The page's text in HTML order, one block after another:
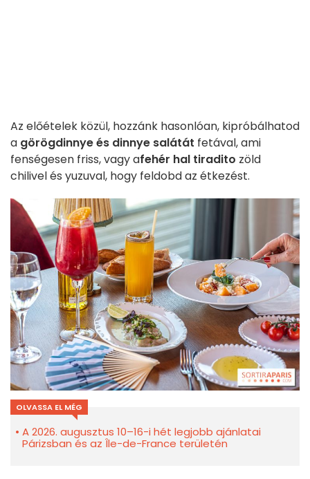
Az előételek közül, hozzánk hasonlóan, kipróbálhatod
a görögdinnye és dinnye salátát fetával, ami
fenségesen friss, vagy afehér hal tiradito zöld
chilivel és yuzuval, hogy feldobd az étkezést.
OLVASSA EL MÉG
A 2026. augusztus 10–16-i hét legjobb ajánlatai
Párizsban és az Île-de-France területén